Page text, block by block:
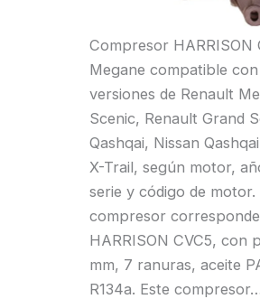
Compresor HARRISON
Megane compatible
versiones de Renault
Scenic, Renault Grand
Qashqai, Nissan
X-Trail, según motor,
serie y código de motor.
compresor
HARRISON CVC5, con
mm, 7 ranuras, aceite
R134a. Este